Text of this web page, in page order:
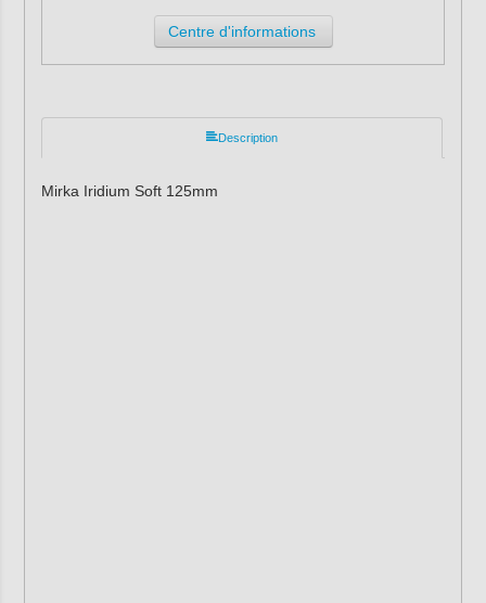
Centre d'informations
Description
Mirka Iridium Soft 125mm